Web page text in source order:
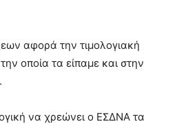
αφορά την τιμολογιακή
οποία τα είπαμε και στην
να χρεώνει ο ΕΣΔΝΑ τα